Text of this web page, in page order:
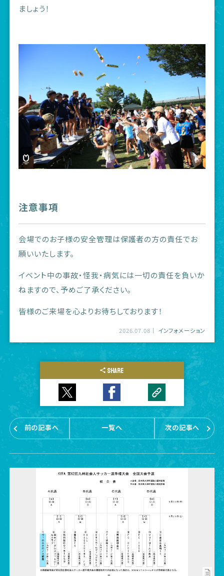
ましょう！
注意事項
会場でのお子様の安全管理は保護者の方の責任でお
願いいたします。
イベント中の事故・怪我・病気には一切の責任を負いか
ねますので、予めご了承ください。
皆様のご来場を心よりお待ちしております！
2026.07.08 インフォメーション
SHARE
前の記事へ 一覧へ 次の記事へ